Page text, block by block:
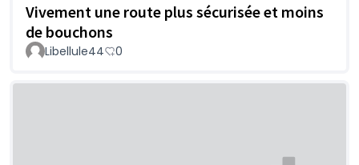
Vivement une route plus sécurisée et moins
de bouchons
Libellule44 0